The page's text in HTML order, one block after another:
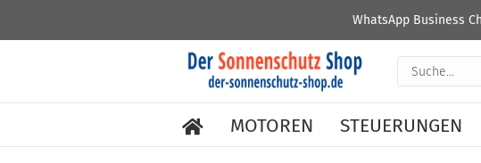
WhatsApp Business
MOTOREN STEUERUNGEN